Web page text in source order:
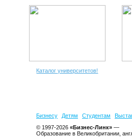
Каталог университетов!
Бизнесу Детям Студентам
© 1997-2026 «Бизнес-Линк» —
Образование в Великобритании,